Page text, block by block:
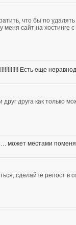
что бы по
сайт на хостинге
Есть еще
друга как только
может местами
сделайте репост в